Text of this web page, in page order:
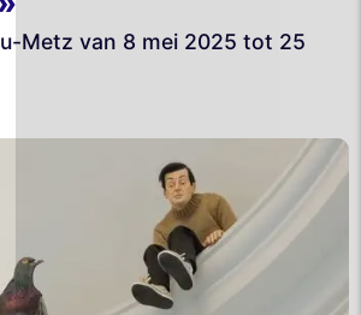
Metz van 8 mei 2025 tot 25